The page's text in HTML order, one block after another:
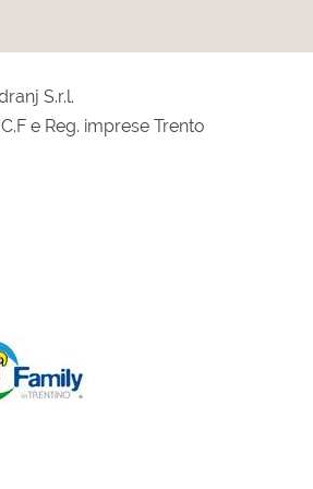
S.r.l.
e Reg. imprese Trento